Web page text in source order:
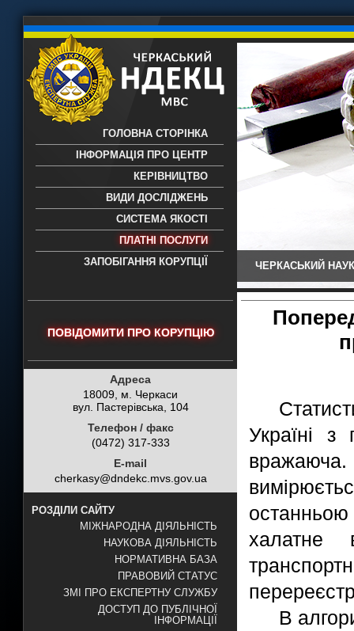
науково-дослідний експертно-
- проведення всих видів судових
експертиз
ГОЛОВНА СТОРІНКА
ІНФОРМАЦІЯ ПРО ЦЕНТР
КЕРІВНИЦТВО
ВИДИ ДОСЛІДЖЕНЬ
СИСТЕМА ЯКОСТІ
ПЛАТНІ ПОСЛУГИ
ЗАПОБІГАННЯ КОРУПЦІЇ
ЧЕРКАСЬКИЙ
ПОВІДОМИТИ ПРО КОРУПЦІЮ
Адреса
18009, м. Черкаси
вул. Пастерівська, 104
Телефон / факс
(0472) 317-333
E-mail
cherkasy@dndekc.mvs.gov.ua
РОЗДІЛИ САЙТУ
МІЖНАРОДНА ДІЯЛЬНІСТЬ
НАУКОВА ДІЯЛЬНІСТЬ
НОРМАТИВНА БАЗА
ПРАВОВИЙ СТАТУС
ЗМІ ПРО ЕКСПЕРТНУ СЛУЖБУ
ДОСТУП ДО ПУБЛІЧНОЇ
ІНФОРМАЦІЇ
Україні з
халатне
В